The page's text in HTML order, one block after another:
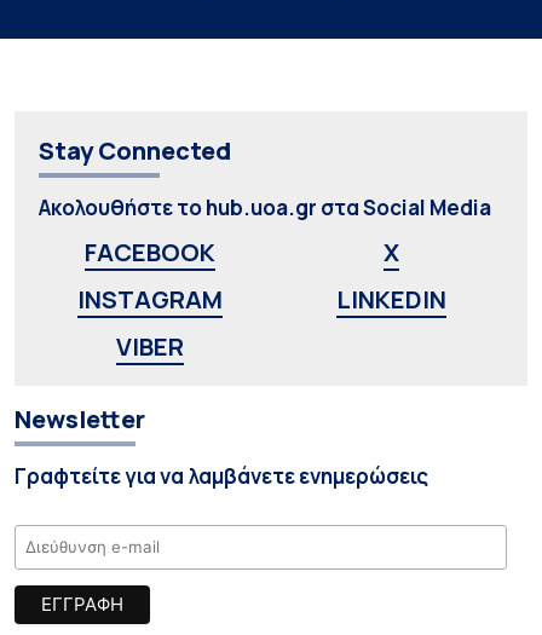
Stay Connected
Ακολουθήστε το hub.uoa.gr στα Social Media
FACEBOOK
X
INSTAGRAM
LINKEDIN
VIBER
Newsletter
Γραφτείτε για να λαμβάνετε ενημερώσεις